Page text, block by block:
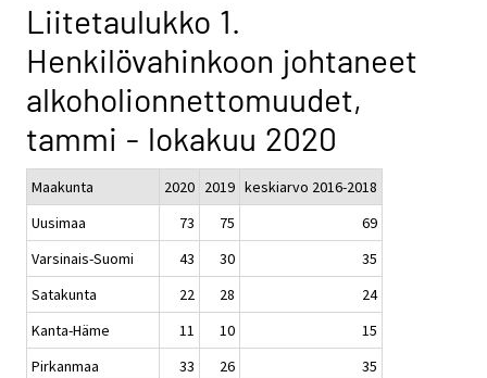
Liitetaulukko 1.
Henkilövahinkoon johtaneet
alkoholionnettomuudet,
tammi - lokakuu 2020
Maakunta 2020 2019 keskiarvo 2016-2018
Uusimaa
73 75
69
Varsinais-Suomi
43 30
35
Satakunta
22 28
24
Kanta-Häme
11 10
15
Pirkanmaa
33 26
35